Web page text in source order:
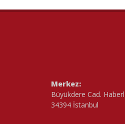
Merkez:
Büyükdere Cad.
34394 İstanbul